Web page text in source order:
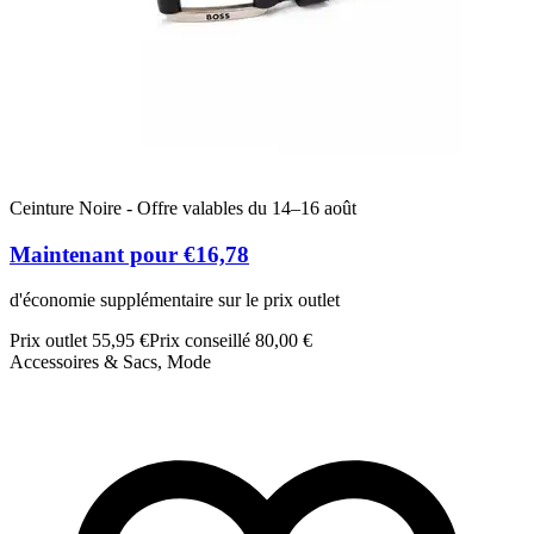
Ceinture Noire - Offre valables du 14–16 août
Maintenant pour €16,78
d'économie supplémentaire sur le prix outlet
Prix outlet 55,95 €Prix conseillé 80,00 €
Accessoires & Sacs, Mode